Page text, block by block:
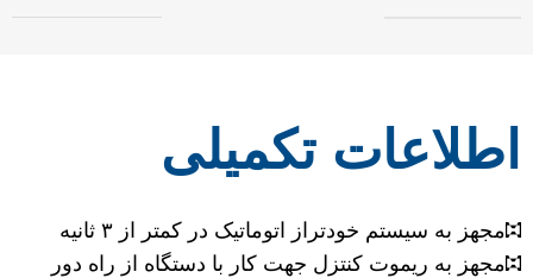
اطلاعات تکمیلی
مجهز به سیستم خودتراز اتوماتیک در کمتر از ۳ ثانیه
مجهز به ریموت کنتزل جهت کار با دستگاه از راه دور